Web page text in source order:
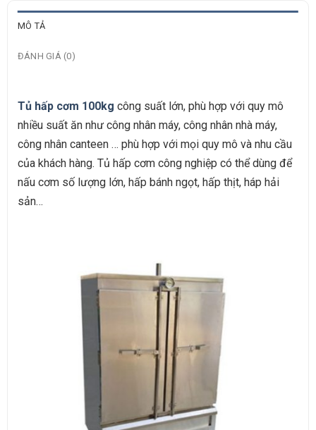
MÔ TẢ
ĐÁNH GIÁ (0)
Tủ hấp cơm 100kg công suất lớn, phù hợp với quy mô
nhiều suất ăn như công nhân máy, công nhân nhà máy,
công nhân canteen … phù hợp với mọi quy mô và nhu cầu
của khách hàng. Tủ hấp cơm công nghiệp có thể dùng để
nấu cơm số lượng lớn, hấp bánh ngọt, hấp thịt, háp hải
sản…